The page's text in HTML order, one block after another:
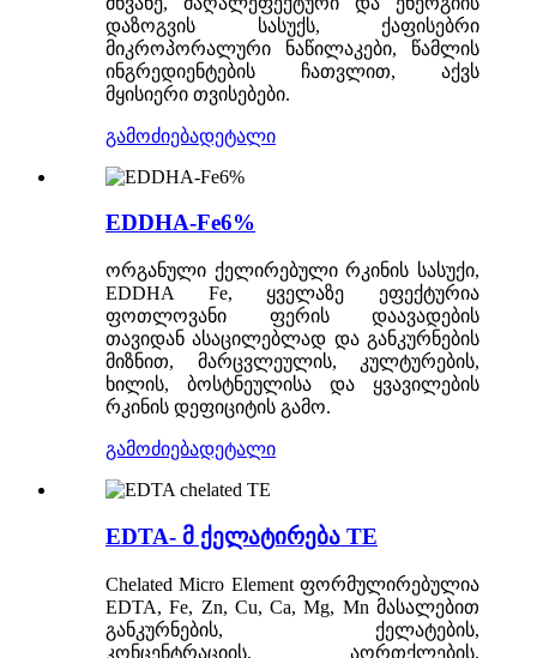
დაზოგვის სასუქს, ქაფისებრი
მიკროპორალური ნაწილაკები, წამლის
ინგრედიენტების ჩათვლით, აქვს
მყისიერი თვისებები.
გამოძიებადეტალი
EDDHA-Fe6%
ორგანული ქელირებული რკინის სასუქი,
EDDHA Fe, ყველაზე ეფექტურია
ფოთლოვანი ფერის დაავადების
თავიდან ასაცილებლად და განკურნების
მიზნით, მარცვლეულის, კულტურების,
ხილის, ბოსტნეულისა და ყვავილების
რკინის დეფიციტის გამო.
გამოძიებადეტალი
EDTA- მ ქელატირება TE
Chelated Micro Element ფორმულირებულია
EDTA, Fe, Zn, Cu, Ca, Mg, Mn მასალებით
განკურნების, ქელატების,
კონცენტრაციის, აორთქლების,